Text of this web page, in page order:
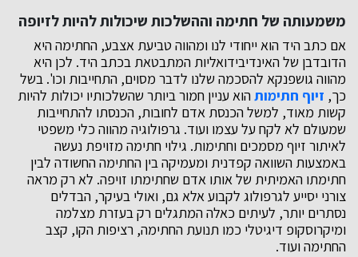
משמעותה של חתימה וההשלכות שיכולות להיות לזיופה
אם כתב היד הוא ייחודי לנו ומהווה טביעת אצבע, החתימה היא
הדובדבן של האינדיבידואליות המתבטאת בכתב היד. לכן היא
מהווה גושפנקא להסכמה שלנו לדבר מסוים, התחייבות וכו'. בשל
כך, זיוף חתימותהוא עניין חמור ביותר שהשלכותיו יכולות להיות
קשות מאוד, למשל הכנסת אדם לחובות, הכנסתו להתחייבות
שמעולם לא לקח על עצמו ועוד. גרפולוגיה מהווה כלי משפטי
לאיתור זיוף מסמכים וחתימות. גילוי חתימה מזויפת נעשה
באמצעות השוואה קפדנית ומעמיקה בין החתימה החשודה לבין
חתימתו האמיתית של אותו אדם שחתימתו זויפה. לא רק מראה
צורני יסייע לגרפולוג לקבוע אלא גם, ואולי בעיקר, הבדלים
נסתרים יותר, לעיתים כאלה המתגלים רק בעזרת מצלמה
ומיקרוסקופ דיגיטלי כמו תנועת החתימה, רציפות הקו, קצב
החתימה ועוד.